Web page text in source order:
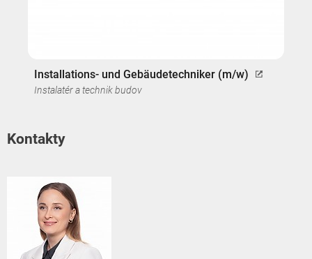
Installations- und Gebäudetechniker (m/w)
Instalatér a technik budov
Kontakty